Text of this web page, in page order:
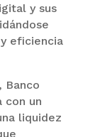
y sus
eficiencia
Banco
con un
liquidez